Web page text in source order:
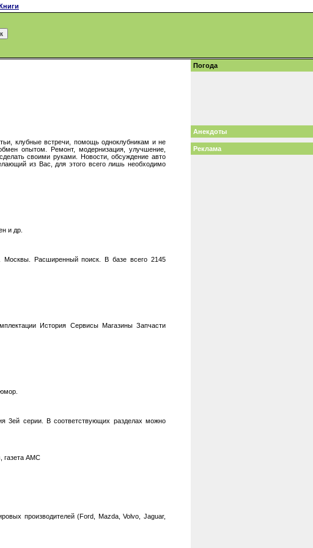
клубные встречи, помощь одноклубникам и не
опытом. Ремонт, модернизация, улучшение,
своими руками. Новости, обсуждение авто
из Вас, для этого всего лишь необходимо
и др.
Москвы. Расширенный поиск. В базе всего 2145
История Сервисы Магазины Запчасти
3ей серии. В соответствующих разделах можно
газета АМС
производителей (Ford, Mazda, Volvo, Jaguar,
Погода
Анекдоты
Реклама